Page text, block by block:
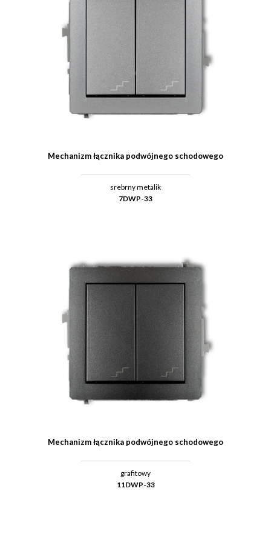
Mechanizm łącznika podwójnego schodowego
srebrny metalik
7DWP-33
Mechanizm łącznika podwójnego schodowego
grafitowy
11DWP-33